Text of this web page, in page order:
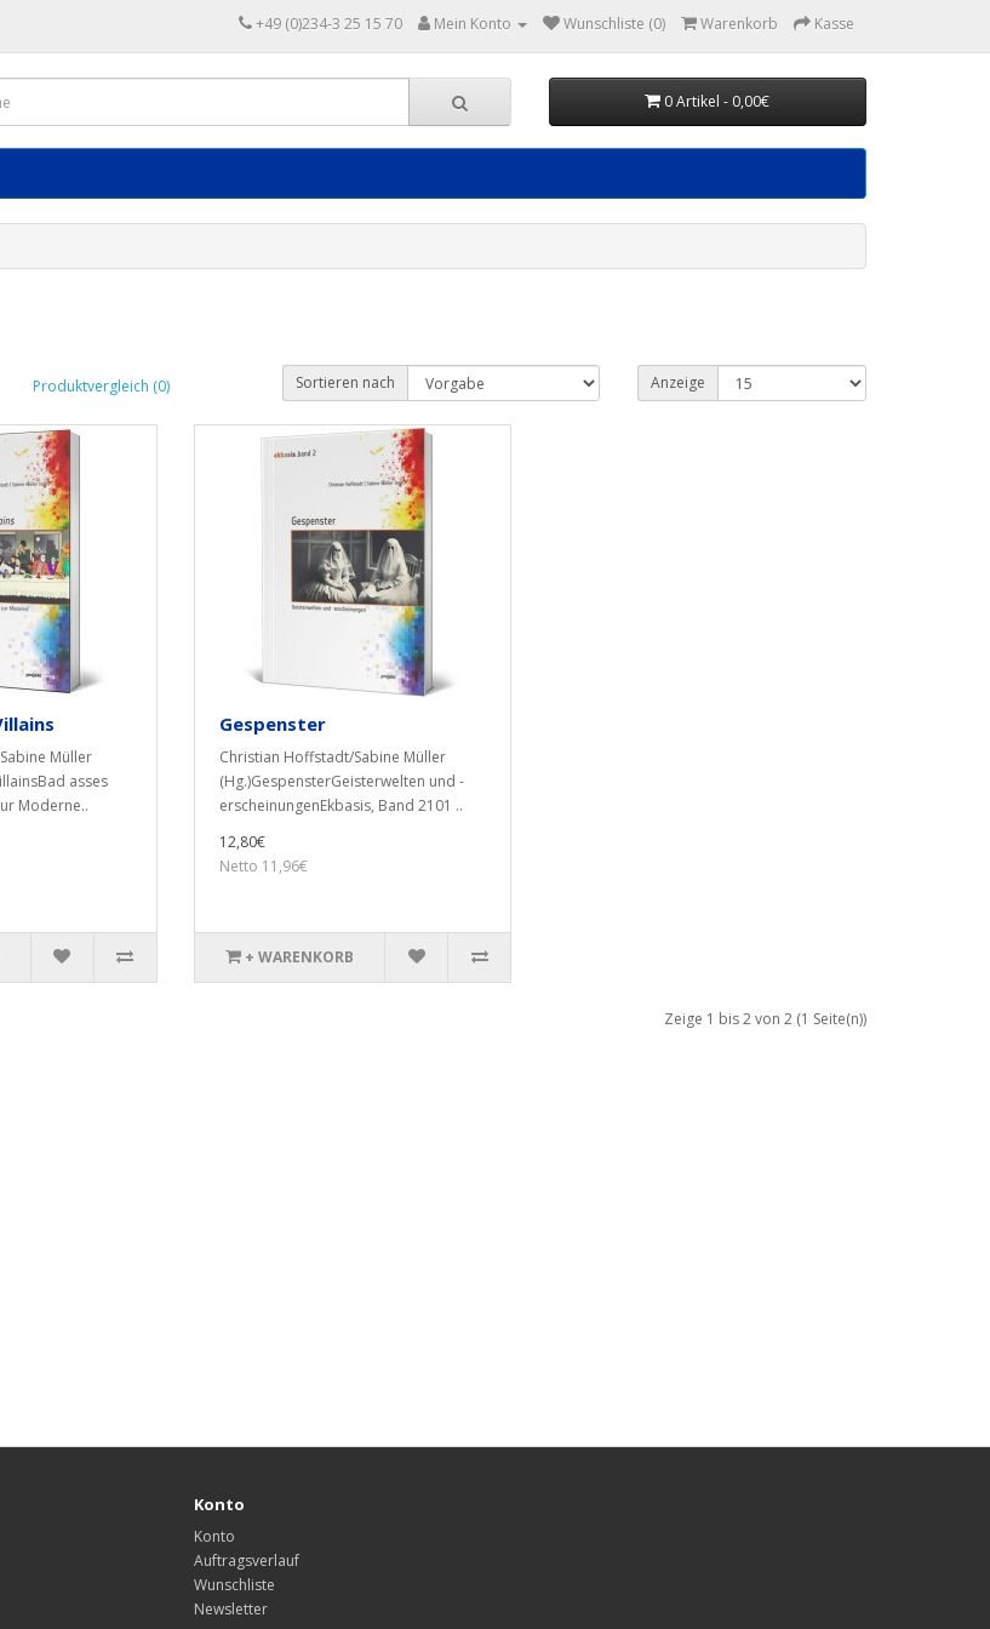
+49 (0)234-3 25 15 70 Mein Konto Wunschliste (0) Warenkorb Kasse
0 Artikel - 0,00€
Produktvergleich (0) Sortieren nach Anzeige
Müller
asses
Moderne..
Gespenster
Christian Hoffstadt/Sabine Müller
(Hg.)GespensterGeisterwelten und -
erscheinungenEkbasis, Band 2101 ..
12,80€
Netto 11,96€
+ WARENKORB
Zeige 1 bis 2 von 2 (1 Seite(n))
Konto
Konto
Auftragsverlauf
Wunschliste
Newsletter